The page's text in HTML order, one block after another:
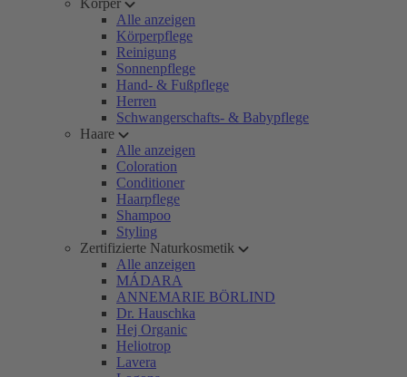
Körper
Alle anzeigen
Körperpflege
Reinigung
Sonnenpflege
Hand- & Fußpflege
Herren
Schwangerschafts- & Babypflege
Haare
Alle anzeigen
Coloration
Conditioner
Haarpflege
Shampoo
Styling
Zertifizierte Naturkosmetik
Alle anzeigen
MÁDARA
ANNEMARIE BÖRLIND
Dr. Hauschka
Hej Organic
Heliotrop
Lavera